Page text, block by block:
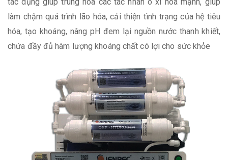
làm chậm quá trình lão hóa, cải thiện tình trạng của hệ tiêu
hóa, tạo khoáng, nâng pH đem lại nguồn nước thanh khiết,
chứa đầy đủ hàm lượng khoáng chất có lợi cho sức khỏe